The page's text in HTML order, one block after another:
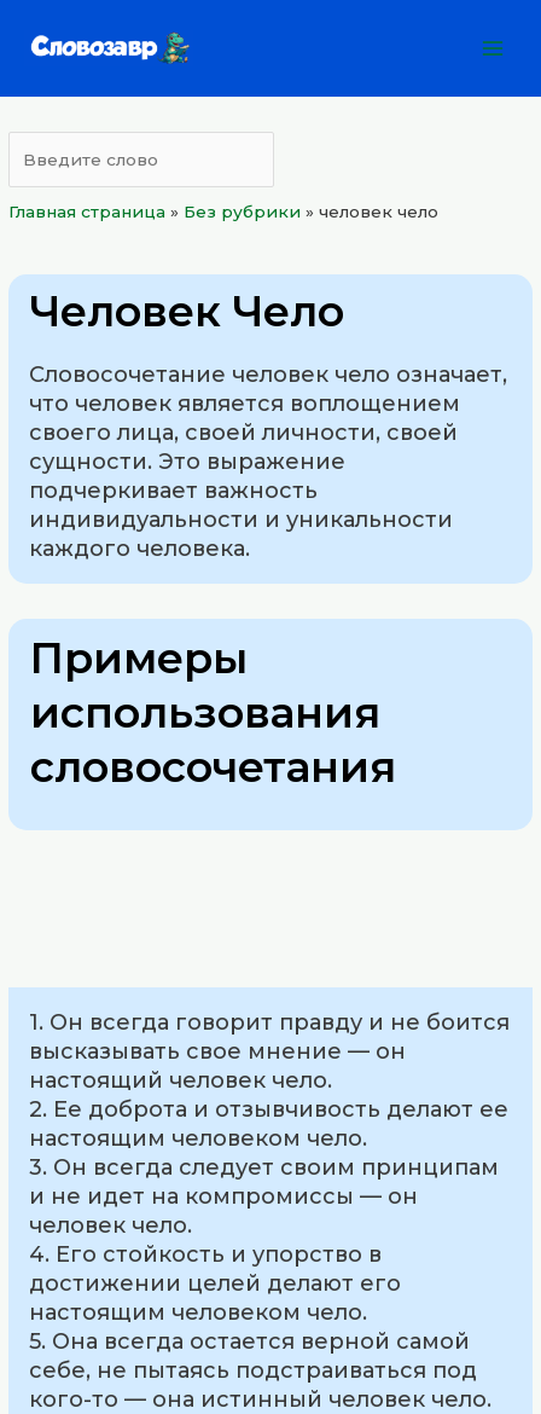
Главная страница » Без рубрики »человек чело
Человек Чело
Словосочетание человек чело означает,
что человек является воплощением
своего лица, своей личности, своей
сущности. Это выражение
подчеркивает важность
индивидуальности и уникальности
каждого человека.
Примеры
использования
словосочетания
1. Он всегда говорит правду и не боится
высказывать свое мнение — он
настоящий человек чело.
2. Ее доброта и отзывчивость делают ее
настоящим человеком чело.
3. Он всегда следует своим принципам
и не идет на компромиссы — он
человек чело.
4. Его стойкость и упорство в
достижении целей делают его
настоящим человеком чело.
5. Она всегда остается верной самой
себе, не пытаясь подстраиваться под
кого-то — она истинный человек чело.